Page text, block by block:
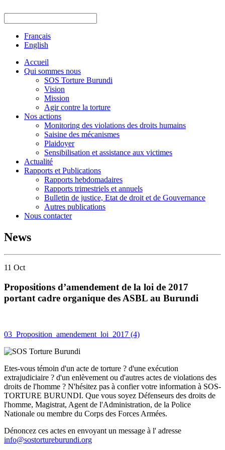
Français
English
Accueil
Qui sommes nous
SOS Torture Burundi
Vision
Mission
Agir contre la torture
Nos actions
Monitoring des violations des droits humains
Saisine des mécanismes
Plaidoyer
Sensibilisation et assistance aux victimes
Actualité
Rapports et Publications
Rapports hebdomadaires
Rapports trimestriels et annuels
Bulletin de justice, Etat de droit et de Gouvernance
Autres publications
Nous contacter
News
11 Oct
Propositions d’amendement de la loi de 2017
portant cadre organique des ASBL au Burundi
03_Proposition_amendement_loi_2017 (4)
Etes-vous témoin d'un acte de torture ? d'une exécution
extrajudiciaire ? d'un enlèvement ou d'autres actes de violations des
droits de l'homme ? N'hésitez pas à confier votre information à SOS-
TORTURE BURUNDI. Que vous soyez Défenseurs des droits de
l'homme, Magistrat, Agent de l'Administration, de la Police
Nationale ou membre du Corps des Forces Armées.
Dénoncez ces actes en envoyant un message à l' adresse
info@sostortureburundi.org